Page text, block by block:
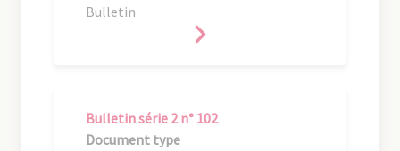
Bulletin
Bulletin série 2 n° 102
Document type